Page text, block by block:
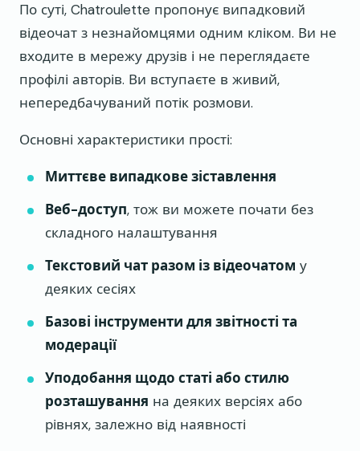
По суті, Chatroulette пропонує випадковий
відеочат з незнайомцями одним кліком. Ви не
входите в мережу друзів і не переглядаєте
профілі авторів. Ви вступаєте в живий,
непередбачуваний потік розмови.
Основні характеристики прості:
Миттєве випадкове зіставлення
Веб-доступ, тож ви можете почати без
складного налаштування
Текстовий чат разом із відеочатом у
деяких сесіях
Базові інструменти для звітності та
модерації
Уподобання щодо статі або стилю
розташування на деяких версіях або
рівнях, залежно від наявності